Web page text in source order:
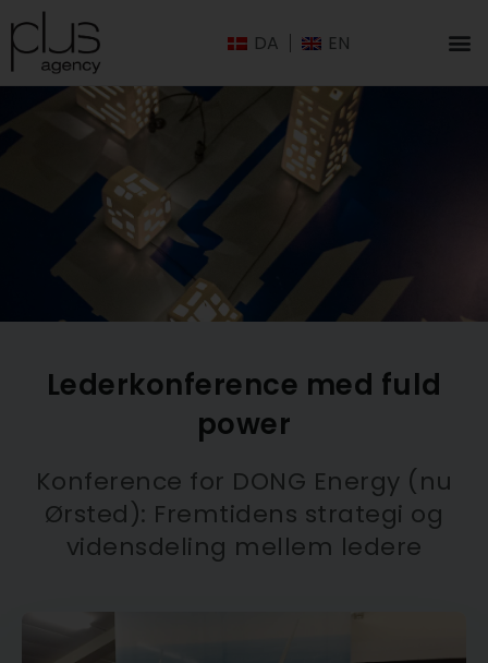
DA EN
Lederkonference med fuld
power
Konference for DONG Energy (nu
Ørsted): Fremtidens strategi og
vidensdeling mellem ledere